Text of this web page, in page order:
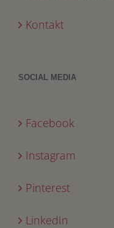
Kontakt
SOCIAL MEDIA
Facebook
Instagram
Pinterest
LinkedIn